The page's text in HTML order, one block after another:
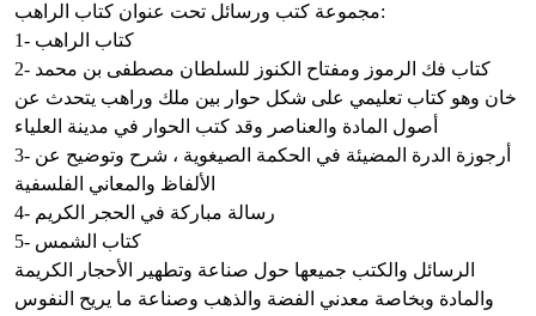
مجموعة كتب ورسائل تحت عنوان كتاب الراهب:
1- كتاب الراهب
2- كتاب فك الرموز ومفتاح الكنوز للسلطان مصطفى بن محمد
خان وهو كتاب تعليمي على شكل حوار بين ملك وراهب يتحدث عن
أصول المادة والعناصر وقد كتب الحوار في مدينة العلياء
3- أرجوزة الدرة المضيئة في الحكمة الصيغوية ، شرح وتوضيح عن
الألفاظ والمعاني الفلسفية
4- رسالة مباركة في الحجر الكريم
5- كتاب الشمس
الرسائل والكتب جميعها حول صناعة وتطهير الأحجار الكريمة
والمادة وبخاصة معدني الفضة والذهب وصناعة ما يريح النفوس